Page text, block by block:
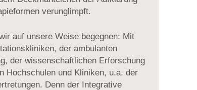
verunglimpft.
auf unsere Weise begegnen: Mit
der ambulanten
der wissenschaftlichen Erforschung
Hochschulen und Kliniken, u.a. der
Denn der Integrative